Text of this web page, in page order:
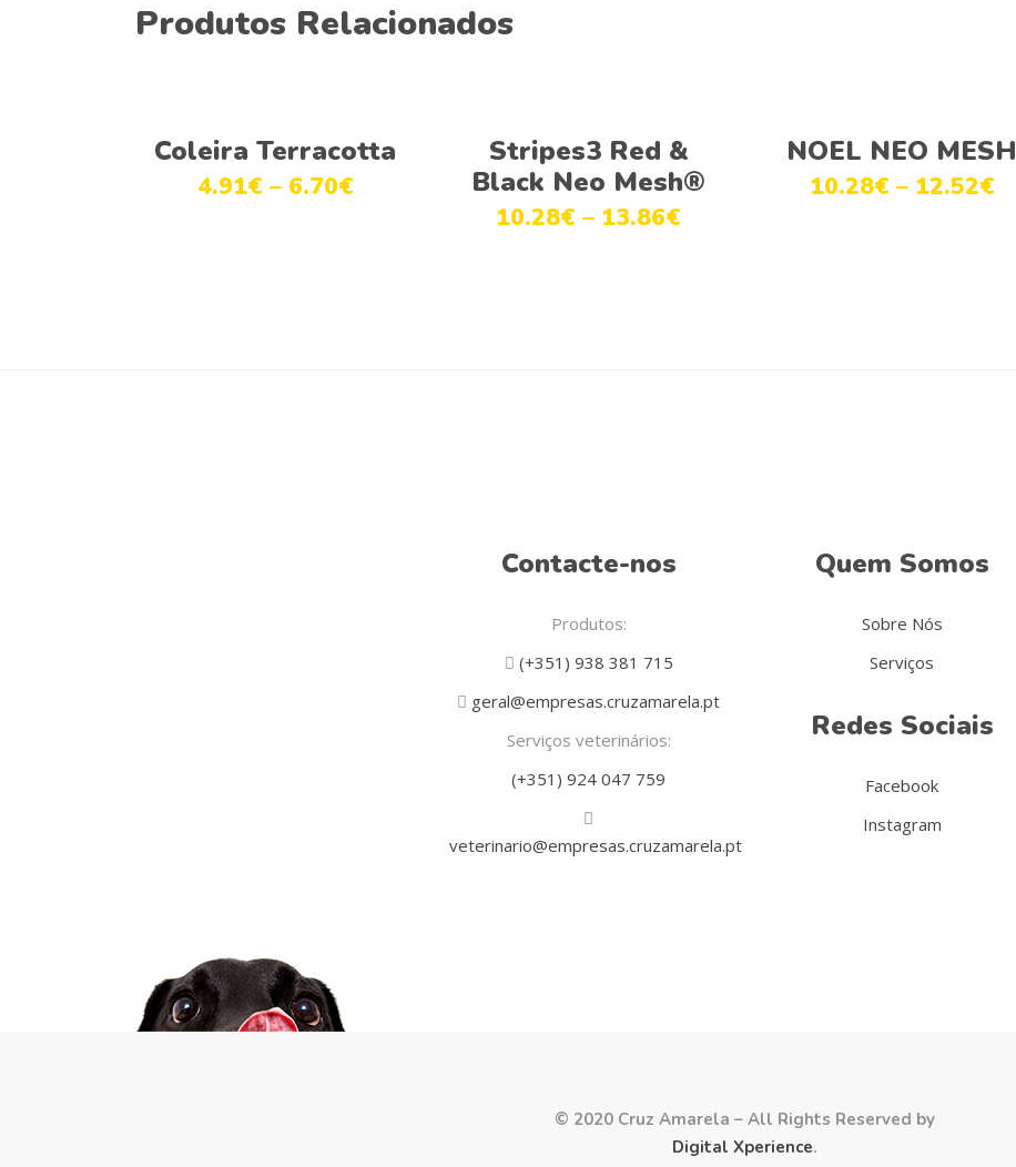
Produtos Relacionados
Ver opções
Coleira Terracotta
4.91€ – 6.70€
Ver opções
Stripes3 Red &
Black Neo Mesh®
10.28€ – 13.86€
Ver opções
NOEL NEO MESH
10.28€ – 12.52€
Contacte-nos
Produtos:
(+351) 938 381 715
geral@empresas.cruzamarela.pt
Serviços veterinários:
(+351) 924 047 759
veterinario@empresas.cruzamarela.pt
Quem Somos
Sobre Nós
Serviços
Redes Sociais
Facebook
Instagram
© 2020 Cruz Amarela – All Rights Reserved by
Digital Xperience.